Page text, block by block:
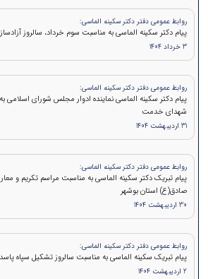
روابط عمومی دفتر دکتر سکینه الماسی:
پیام دکتر سکینه الماسی به مناسبت سوم خرداد، سالروز
3 خرداد 1404
روابط عمومی دفتر دکتر سکینه الماسی:
پیام دکتر سکینه الماسی نماینده ادوار مجلس شورای
شهدای خدمت
31 اردیبهشت 1404
روابط عمومی دفتر دکتر سکینه الماسی:
پیام تبریک دکتر سکینه الماسی به مناسبت مراسم تکریم و
صادق(ع) استان بوشهر
30 اردیبهشت 1404
روابط عمومی دفتر دکتر سکینه الماسی:
پیام تبریک سکینه الماسی به مناسبت سالروز تشکیل سپاه
2 اردیبهشت 1404